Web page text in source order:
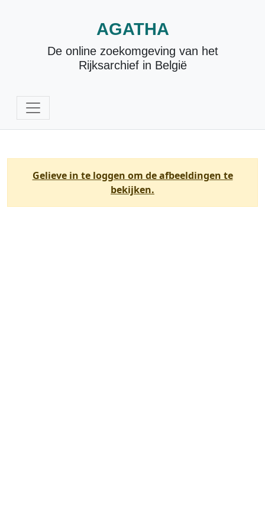
AGATHA
De online zoekomgeving van het
Rijksarchief in België
Gelieve in te loggen om de afbeeldingen te
bekijken.